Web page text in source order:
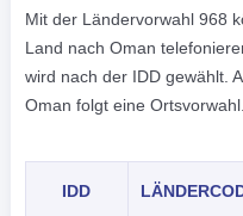
Mit der Ländervorwahl 968
Land nach Oman
wird nach der IDD gewählt.
Oman folgt eine Ortsvorwahl.
IDD